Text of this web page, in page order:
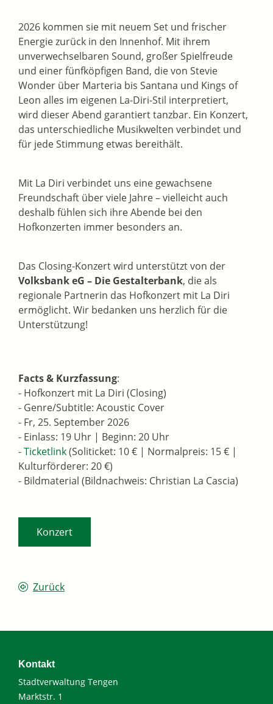
2026 kommen sie mit neuem Set und frischer
Energie zurück in den Innenhof. Mit ihrem
unverwechselbaren Sound, großer Spielfreude
und einer fünfköpfigen Band, die von Stevie
Wonder über Marteria bis Santana und Kings of
Leon alles im eigenen La-Diri-Stil interpretiert,
wird dieser Abend garantiert tanzbar. Ein Konzert,
das unterschiedliche Musikwelten verbindet und
für jede Stimmung etwas bereithält.
Mit La Diri verbindet uns eine gewachsene
Freundschaft über viele Jahre – vielleicht auch
deshalb fühlen sich ihre Abende bei den
Hofkonzerten immer besonders an.
Das Closing-Konzert wird unterstützt von der
Volksbank eG – Die Gestalterbank, die als
regionale Partnerin das Hofkonzert mit La Diri
ermöglicht. Wir bedanken uns herzlich für die
Unterstützung!
Facts & Kurzfassung:
- Hofkonzert mit La Diri (Closing)
- Genre/Subtitle: Acoustic Cover
- Fr, 25. September 2026
- Einlass: 19 Uhr | Beginn: 20 Uhr
-Ticketlink(Soliticket: 10 € | Normalpreis: 15 € |
Kulturförderer: 20 €)
- Bildmaterial (Bildnachweis: Christian La Cascia)
Konzert
Zurück
Kontakt
Stadtverwaltung Tengen
Marktstr. 1